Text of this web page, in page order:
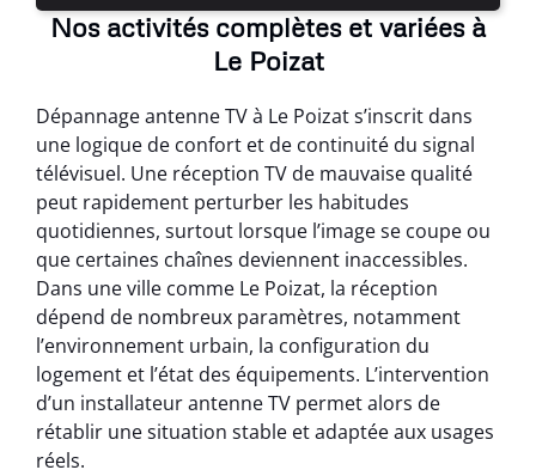
Nos activités complètes et variées à
Le Poizat
Dépannage antenne TV à Le Poizat s’inscrit dans
une logique de confort et de continuité du signal
télévisuel. Une réception TV de mauvaise qualité
peut rapidement perturber les habitudes
quotidiennes, surtout lorsque l’image se coupe ou
que certaines chaînes deviennent inaccessibles.
Dans une ville comme Le Poizat, la réception
dépend de nombreux paramètres, notamment
l’environnement urbain, la configuration du
logement et l’état des équipements. L’intervention
d’un installateur antenne TV permet alors de
rétablir une situation stable et adaptée aux usages
réels.